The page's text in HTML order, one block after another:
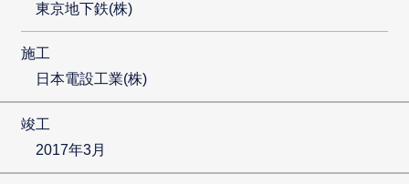
東京地下鉄(株)
施工
日本電設工業(株)
竣工
2017年3月